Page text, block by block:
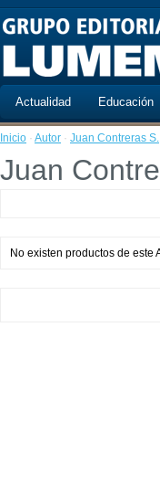
Actualidad Educación
Inicio · Autor · Juan Contreras S.
Juan
No existen productos de este